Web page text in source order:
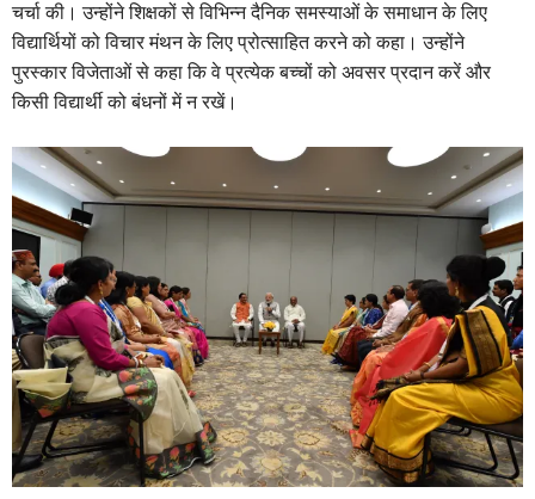
चर्चा की। उन्‍होंने शिक्षकों से विभिन्‍न दैनिक समस्‍याओं के समाधान के लिए
विद्यार्थियों को विचार मंथन के लिए प्रोत्‍साहित करने को कहा। उन्‍होंने
पुरस्‍कार विजेताओं से कहा कि वे प्रत्‍येक बच्‍चों को अवसर प्रदान करें और
किसी विद्यार्थी को बंधनों में न रखें।